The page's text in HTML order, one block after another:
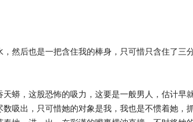
然后也是一把含住我的棒身，只可惜只含住了三
蟒，这股恐怖的吸力，这要是一般男人，估计早
吸出，只可惜她的对象是我，我也是不惯着她，